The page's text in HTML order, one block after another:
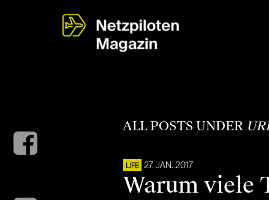
ALL POSTS UNDER
LIFE 27. JAN. 2017
Warum viele